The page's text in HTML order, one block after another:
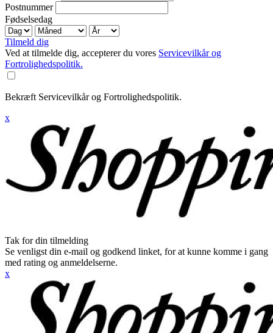
Postnummer
Fødselsedag
Tilmeld dig
Ved at tilmelde dig, accepterer du vores Servicevilkår og
Fortrolighedspolitik.
Bekræft Servicevilkår og Fortrolighedspolitik.
x
Tak for din tilmelding
Se venligst din e-mail og godkend linket, for at kunne komme i gang
med rating og anmeldelserne.
x